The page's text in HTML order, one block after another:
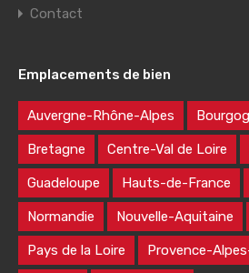
Contact
Emplacements de bien
Auvergne-Rhône-Alpes
Bretagne Centre-Val de Loire
Guadeloupe Hauts-de-France
Normandie Nouvelle-Aquitaine
Pays de la Loire Provence-